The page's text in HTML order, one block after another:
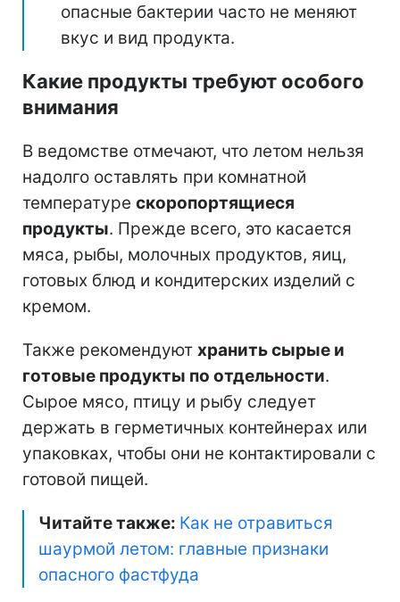
опасные бактерии часто не меняют
вкус и вид продукта.
Какие продукты требуют особого
внимания
В ведомстве отмечают, что летом нельзя
надолго оставлять при комнатной
температуре скоропортящиеся
продукты. Прежде всего, это касается
мяса, рыбы, молочных продуктов, яиц,
готовых блюд и кондитерских изделий с
кремом.
Также рекомендуют хранить сырые и
готовые продукты по отдельности.
Сырое мясо, птицу и рыбу следует
держать в герметичных контейнерах или
упаковках, чтобы они не контактировали с
готовой пищей.
Читайте также: Как не отравиться
шаурмой летом: главные признаки
опасного фастфуда